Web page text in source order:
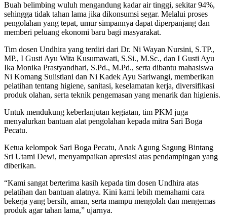
Buah belimbing wuluh mengandung kadar air tinggi, sekitar 94%,
sehingga tidak tahan lama jika dikonsumsi segar. Melalui proses
pengolahan yang tepat, umur simpannya dapat diperpanjang dan
memberi peluang ekonomi baru bagi masyarakat.
Tim dosen Undhira yang terdiri dari Dr. Ni Wayan Nursini, S.TP.,
MP., I Gusti Ayu Wita Kusumawati, S.Si., M.Sc., dan I Gusti Ayu
Ika Monika Prastyandhari, S.Pd., M.Pd., serta dibantu mahasiswa
Ni Komang Sulistiani dan Ni Kadek Ayu Sariwangi, memberikan
pelatihan tentang higiene, sanitasi, keselamatan kerja, diversifikasi
produk olahan, serta teknik pengemasan yang menarik dan higienis.
Untuk mendukung keberlanjutan kegiatan, tim PKM juga
menyalurkan bantuan alat pengolahan kepada mitra Sari Boga
Pecatu.
Ketua kelompok Sari Boga Pecatu, Anak Agung Sagung Bintang
Sri Utami Dewi, menyampaikan apresiasi atas pendampingan yang
diberikan.
“Kami sangat berterima kasih kepada tim dosen Undhira atas
pelatihan dan bantuan alatnya. Kini kami lebih memahami cara
bekerja yang bersih, aman, serta mampu mengolah dan mengemas
produk agar tahan lama,” ujarnya.